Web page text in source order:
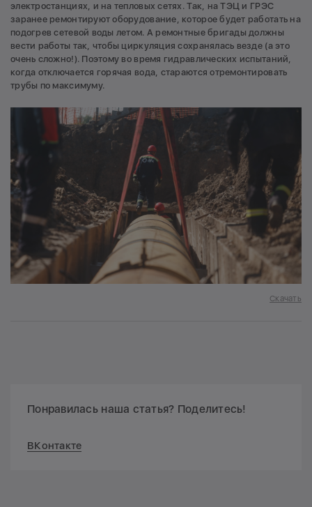
электростанциях, и на тепловых сетях. Так, на ТЭЦ и ГРЭС
заранее ремонтируют оборудование, которое будет работать на
подогрев сетевой воды летом. А ремонтные бригады должны
вести работы так, чтобы циркуляция сохранялась везде (а это
очень сложно!). Поэтому во время гидравлических испытаний,
когда отключается горячая вода, стараются отремонтировать
трубы по максимуму.
Скачать
Понравилась наша статья? Поделитесь!
ВКонтакте